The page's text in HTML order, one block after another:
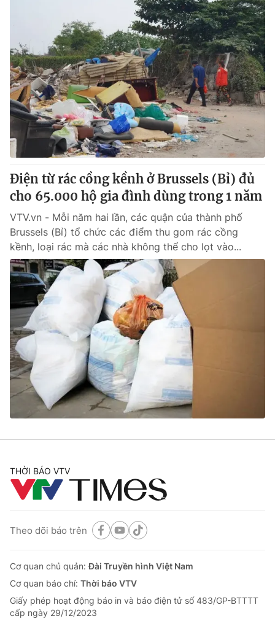
Giải sao mai
Làm đẹp
Chất lượng cuộc sống
Tuyển sinh
Học trực tuyến
Công nghệ
Hitech Công nghệ tương lai
Sản phẩm
Thị trường
Tư vấn
Giao lưu trực tuyến
Lịch phát sóng
Chuyên mục khác
Emagazine Podcast
Photo Infographic
Video Shorts video
VTV Money VTV Thể thao
VTV Sức khoẻ Bất động sản
Thị trường 24h Tấm lòng Việt
VTV4 Vươn mình bằng AI
Liên hệ tòa soạn English
Theo dõi báo trên
Điện từ rác cồng kềnh ở Brussels (Bỉ) đủ
cho 65.000 hộ gia đình dùng trong 1 năm
VTV.vn - Mỗi năm hai lần, các quận của thành phố
Brussels (Bỉ) tổ chức các điểm thu gom rác cồng
kềnh, loại rác mà các nhà không thể cho lọt vào...
THỜI BÁO VTV
Theo dõi báo trên
Cơ quan chủ quản:Đài Truyền hình Việt Nam
Cơ quan báo chí: Thời báo VTV
Giấy phép hoạt động báo in và báo điện tử số 483/GP-BTTTT
cấp ngày 29/12/2023